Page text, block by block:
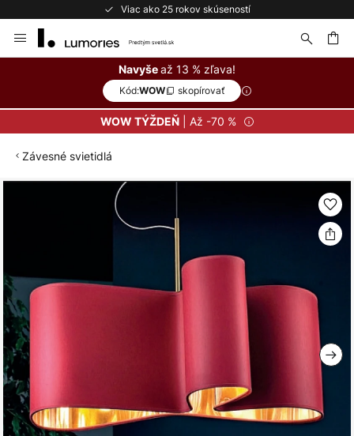
Viac ako 25 rokov skúseností
to
Navyšeaž 13 % zľava!
Kód:WOW skopírovať
WOW TÝŽDEŇ| Až -70 %
Závesné svietidlá